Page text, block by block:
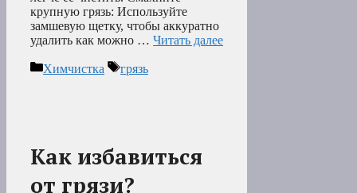
крупную грязь: Используйте
замшевую щетку, чтобы аккуратно
удалить как можно … Читать далее
Рубрики
Химчистка Метки
грязь
Как избавиться
от грязи?